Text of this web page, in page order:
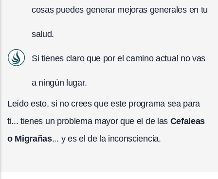
cosas puedes generar mejoras generales en tu
salud.
Si tienes claro que por el camino actual no vas
a ningún lugar.
Leído esto, si no crees que este programa sea para
ti... tienes un problema mayor que el de las Cefaleas
o Migrañas... y es el de la inconsciencia.